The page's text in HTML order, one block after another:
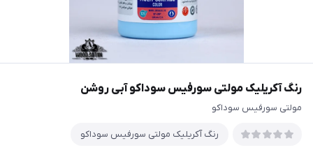
رنگ آکریلیک مولتی سورفیس سوداکو آبی روشن
مولتی سورفیس سوداکو
رنگ آکریلیک مولتی سورفیس سوداکو